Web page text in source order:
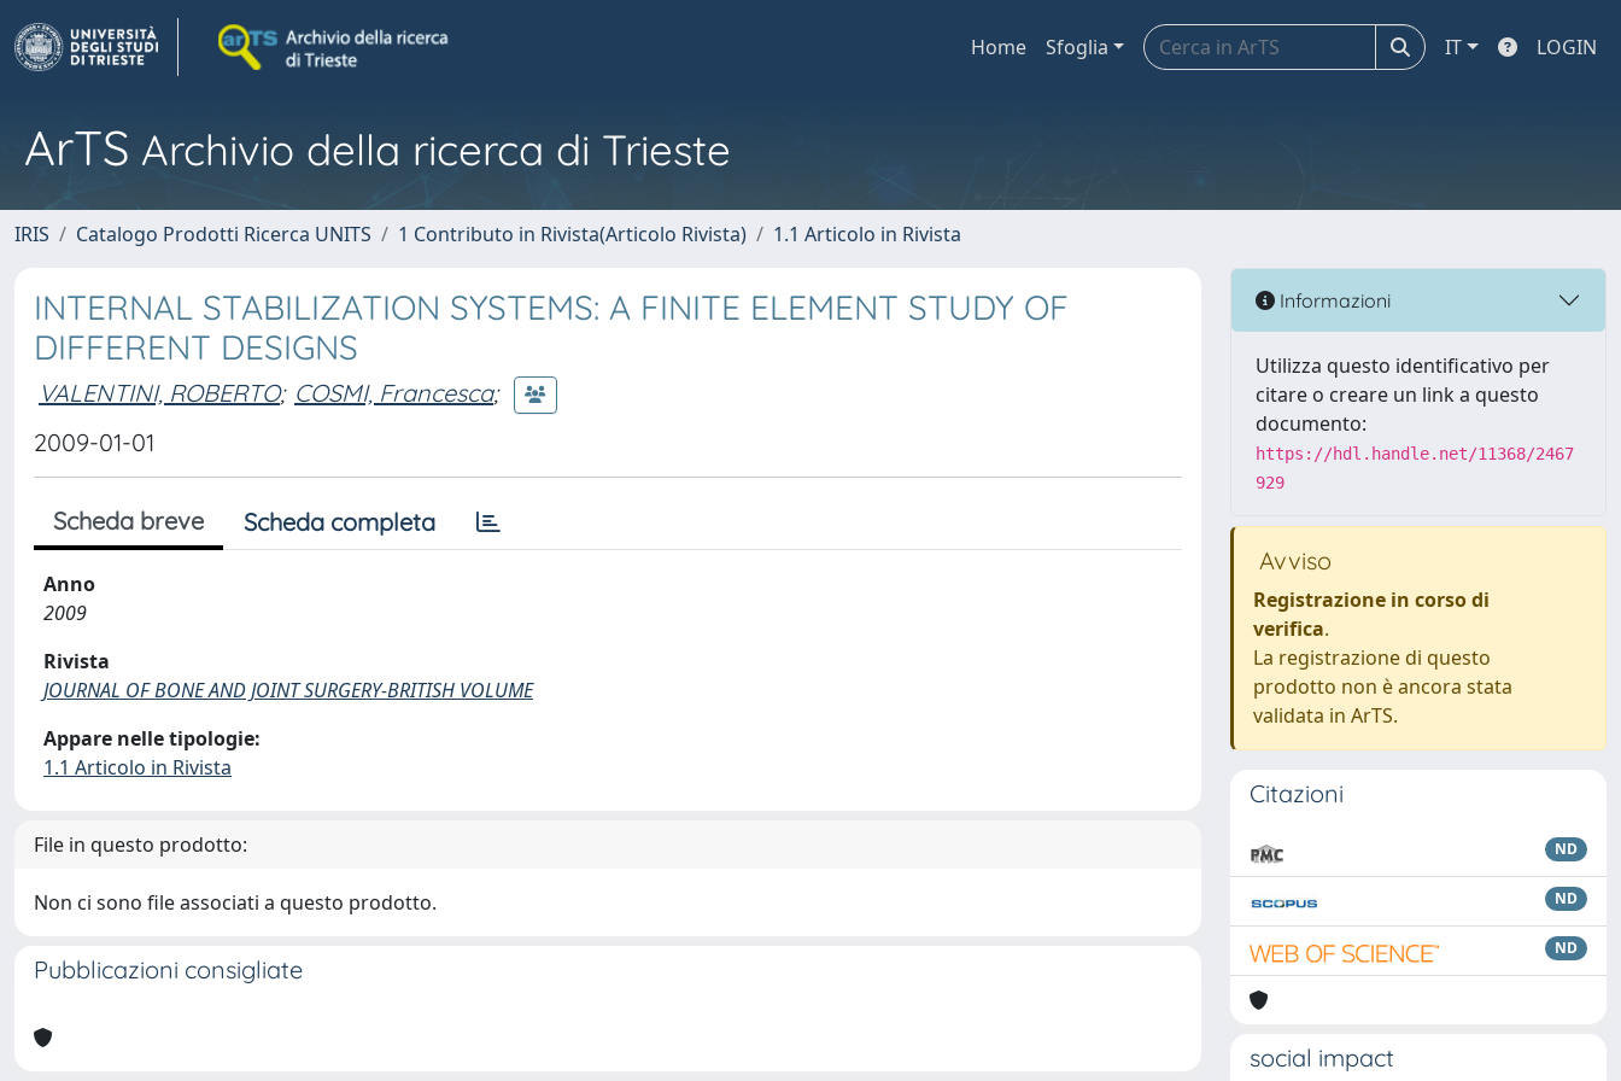
Home Sfoglia IT LOGIN
ArTS Archivio della ricerca di Trieste
IRIS Catalogo Prodotti Ricerca UNITS 1 Contributo in Rivista(Articolo Rivista) 1.1 Articolo in Rivista
INTERNAL STABILIZATION SYSTEMS: A FINITE ELEMENT STUDY OF
DIFFERENT DESIGNS
VALENTINI, ROBERTO; COSMI, Francesca;
2009-01-01
Scheda breve Scheda completa
Anno
2009
Rivista
JOURNAL OF BONE AND JOINT SURGERY-BRITISH VOLUME
Appare nelle tipologie:
1.1 Articolo in Rivista
File in questo prodotto:
Non ci sono file associati a questo prodotto.
Pubblicazioni consigliate
Informazioni
Utilizza questo identificativo per
citare o creare un link a questo
documento:
https://hdl.handle.net/11368/2467
929
Avviso
Registrazione in corso di
verifica.
La registrazione di questo
prodotto non è ancora stata
validata in ArTS.
Citazioni
ND
ND
ND
social impact